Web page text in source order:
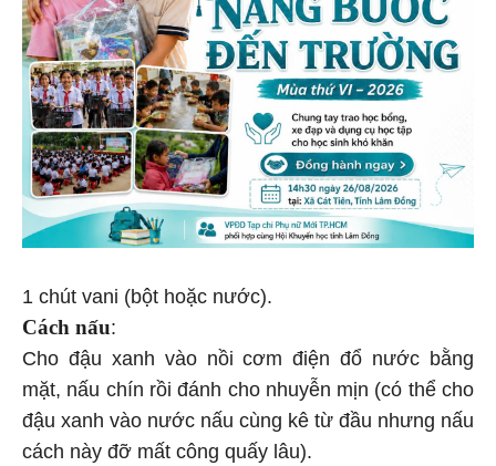
1 chút vani (bột hoặc nước).
Cách nấu:
Cho đậu xanh vào nồi cơm điện đổ nước bằng
mặt, nấu chín rồi đánh cho nhuyễn mịn (có thể cho
đậu xanh vào nước nấu cùng kê từ đầu nhưng nấu
cách này đỡ mất công quấy lâu).